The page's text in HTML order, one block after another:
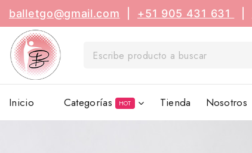
balletgo@gmail.com +51 905 431 631
Inicio Categorías HOT Tienda Nosotros